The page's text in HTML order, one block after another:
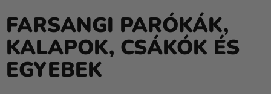
Hélium
és
Lufik
Esküvő
FARSANGI PARÓKÁK,
KALAPOK, CSÁKÓK ÉS
EGYEBEK